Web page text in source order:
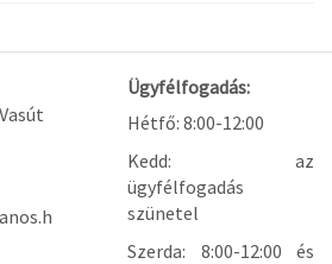
Ügyfélfogadás:
Hétfő: 8:00-12:00
Kedd: az
ügyfélfogadás
szünetel
Szerda: 8:00-12:00 és